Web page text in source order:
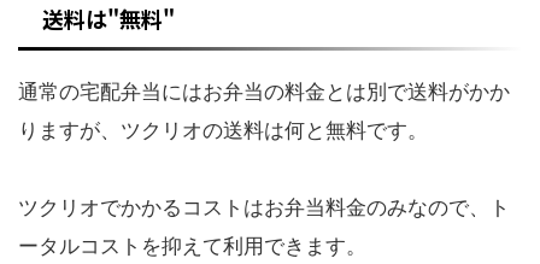
送料は"無料"
通常の宅配弁当にはお弁当の料金とは別で送料がかか
りますが、ツクリオの送料は何と無料です。
ツクリオでかかるコストはお弁当料金のみなので、ト
ータルコストを抑えて利用できます。